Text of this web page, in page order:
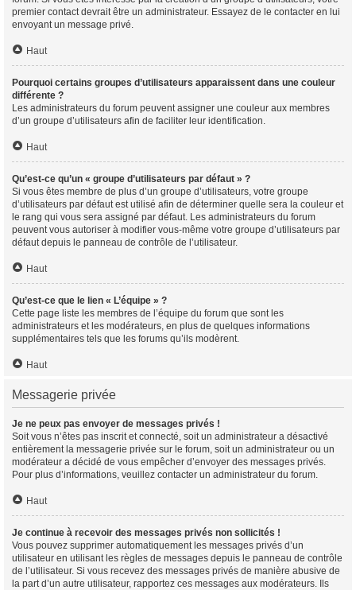
premier contact devrait être un administrateur. Essayez de le contacter en lui
envoyant un message privé.
Haut
Pourquoi certains groupes d’utilisateurs apparaissent dans une couleur
différente ?
Les administrateurs du forum peuvent assigner une couleur aux membres
d’un groupe d’utilisateurs afin de faciliter leur identification.
Haut
Qu’est-ce qu’un « groupe d’utilisateurs par défaut » ?
Si vous êtes membre de plus d’un groupe d’utilisateurs, votre groupe
d’utilisateurs par défaut est utilisé afin de déterminer quelle sera la couleur et
le rang qui vous sera assigné par défaut. Les administrateurs du forum
peuvent vous autoriser à modifier vous-même votre groupe d’utilisateurs par
défaut depuis le panneau de contrôle de l’utilisateur.
Haut
Qu’est-ce que le lien « L’équipe » ?
Cette page liste les membres de l’équipe du forum que sont les
administrateurs et les modérateurs, en plus de quelques informations
supplémentaires tels que les forums qu’ils modèrent.
Haut
Messagerie privée
Je ne peux pas envoyer de messages privés !
Soit vous n’êtes pas inscrit et connecté, soit un administrateur a désactivé
entièrement la messagerie privée sur le forum, soit un administrateur ou un
modérateur a décidé de vous empêcher d’envoyer des messages privés.
Pour plus d’informations, veuillez contacter un administrateur du forum.
Haut
Je continue à recevoir des messages privés non sollicités !
Vous pouvez supprimer automatiquement les messages privés d’un
utilisateur en utilisant les règles de messages depuis le panneau de contrôle
de l’utilisateur. Si vous recevez des messages privés de manière abusive de
la part d’un autre utilisateur, rapportez ces messages aux modérateurs. Ils